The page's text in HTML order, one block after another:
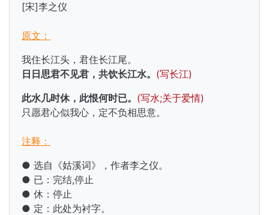
[宋]李之仪
原文：
我住长江头，君住长江尾。
日日思君不见君，共饮长江水。 (写长江)
此水几时休，此恨何时已。 (写水;关于爱情)
只愿君心似我心，定不负相思意。
注释：
● 选自《姑溪词》，作者李之仪。
● 已：完结,停止
● 休：停止
● 定：此处为衬字。